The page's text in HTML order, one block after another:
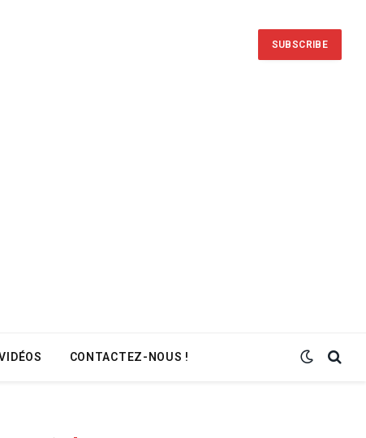
SUBSCRIBE
CONTACTEZ-NOUS !